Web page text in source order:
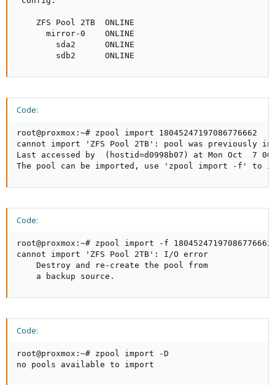
    ZFS Pool 2TB  ONLINE
      mirror-0    ONLINE
        sda2      ONLINE
        sdb2      ONLINE
Code:
root@proxmox:~# zpool import 18045247197086776662
cannot import 'ZFS Pool 2TB': pool was previously in
Last accessed by  (hostid=d0998b07) at Mon Oct  7
The pool can be imported, use 'zpool import -f' to
Code:
root@proxmox:~# zpool import -f 18045247197086776662
cannot import 'ZFS Pool 2TB': I/O error
    Destroy and re-create the pool from
    a backup source.
Code:
root@proxmox:~# zpool import -D
no pools available to import